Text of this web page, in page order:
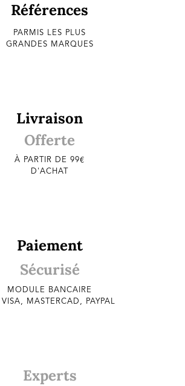
Références
PARMIS LES PLUS
GRANDES MARQUES
Livraison
Offerte
À PARTIR DE 99€
D'ACHAT
Paiement
Sécurisé
MODULE BANCAIRE
MASTERCAD, PAYPAL
Experts